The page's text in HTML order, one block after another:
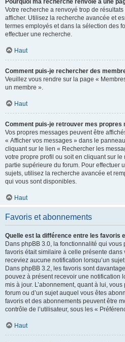
Pourquoi ma recherche renvoie à une
Votre recherche a renvoyé trop de
afficher. Utilisez la recherche avancée et
termes employés et dans la sélection des
effectuer une recherche.
Haut
Comment puis-je rechercher des
Veuillez vous rendre sur la page «
un membre ».
Haut
Comment puis-je retrouver mes propres
Vos propres messages peuvent être
« Afficher vos messages » dans le
cliquant sur le lien « Rechercher les
votre propre profil ou soit en cliquant sur
partie supérieure du forum. Pour effectuer
sujets, utilisez la recherche avancée et
qui vous sont disponibles.
Haut
Favoris et abonnements
Quelle est la différence entre les favoris
Dans phpBB 3.0, la fonctionnalité qui vous
favoris était similaire à celle présente dans
receviez aucune notification lorsqu’un
Dans phpBB 3.2, les favoris sont
pouvez à présent recevoir une notification
mis à jour. L’abonnement, quant à lui,
forum ou d’un sujet auquel vous êtes
favoris et des abonnements peuvent être
contrôle de l’utilisateur, sous les «
Haut